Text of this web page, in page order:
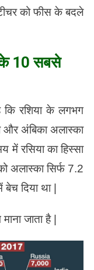
को फीस के बदले
के 10 सबसे
रशिया के लगभग
और अंबिका अलास्का
रसिया का हिस्सा
अलास्का सिर्फ 7.2
दिया था |
जाता है |